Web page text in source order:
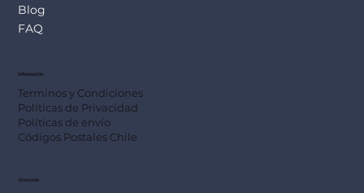
Blog
FAQ
Información
Terminos y Condiciones
Políticas de Privacidad
Políticas de envío
Códigos Postales Chile
Dirección